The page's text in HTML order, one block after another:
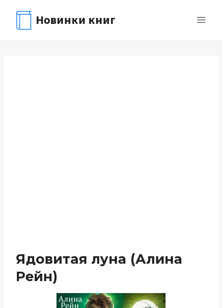
содержимому
Новинки книг
Ядовитая луна (Алина
Рейн)